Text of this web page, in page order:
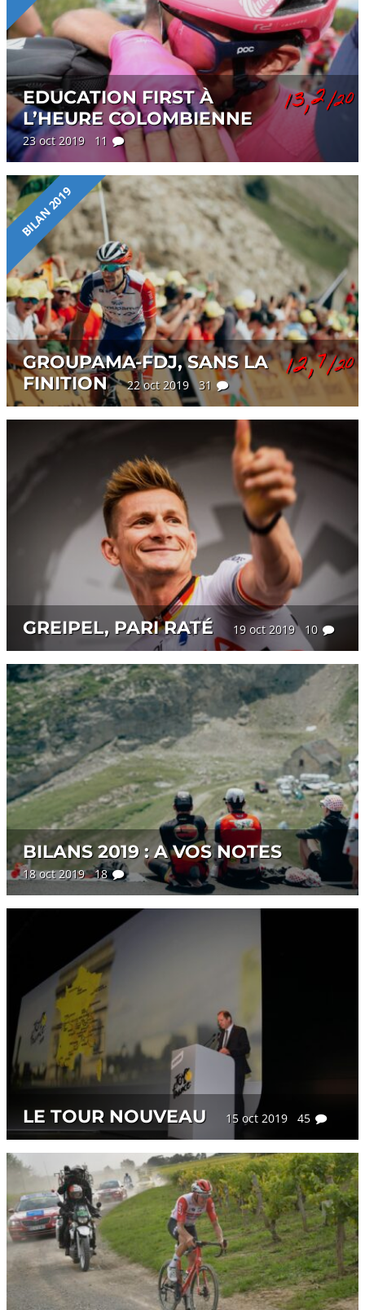
EDUCATION FIRST À
L’HEURE COLOMBIENNE
23 oct 2019 11
13,2/20
BILAN 2019
GROUPAMA-FDJ, SANS LA
FINITION
22 oct 2019 31
12,7/20
GREIPEL, PARI RATÉ 19 oct 2019 10
BILANS 2019 : A VOS NOTES
18 oct 2019 18
LE TOUR NOUVEAU 15 oct 2019 45